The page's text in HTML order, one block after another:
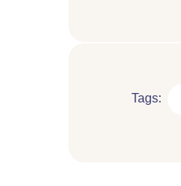
Tags: